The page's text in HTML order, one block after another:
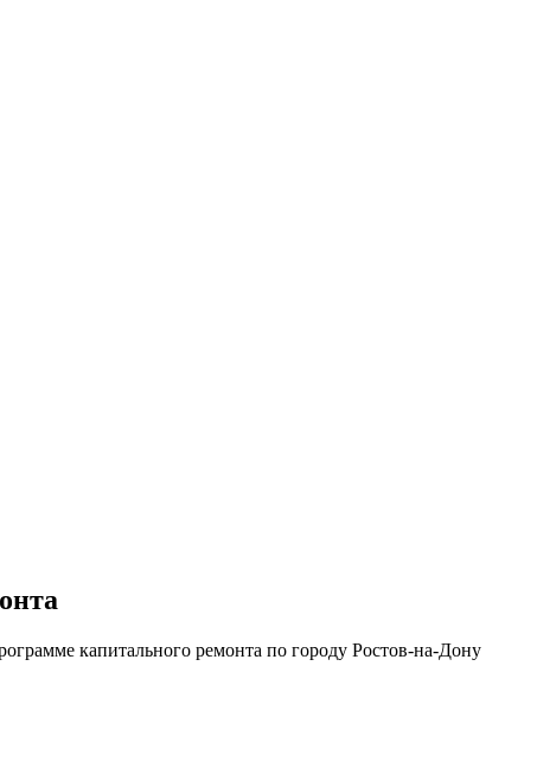
капитального ремонта по городу Ростов-на-Дону